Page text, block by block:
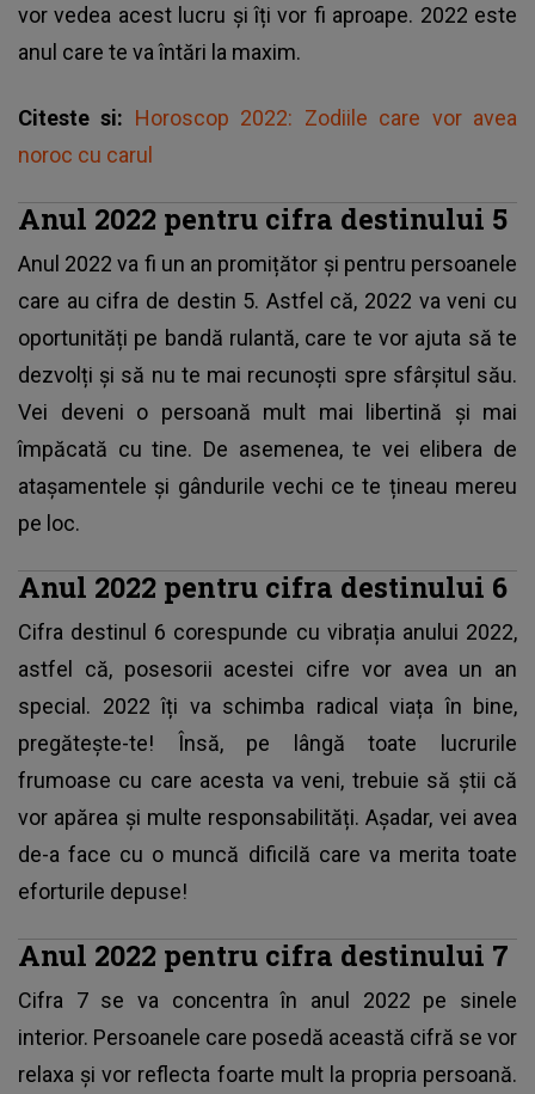
vor vedea acest lucru și îți vor fi aproape. 2022 este
anul care te va întări la maxim.
Citeste si: Horoscop 2022: Zodiile care vor avea
noroc cu carul
Anul 2022 pentru cifra destinului 5
Anul 2022 va fi un an promițător și pentru persoanele
care au cifra de destin 5. Astfel că, 2022 va veni cu
oportunități pe bandă rulantă, care te vor ajuta să te
dezvolți și să nu te mai recunoști spre sfârșitul său.
Vei deveni o persoană mult mai libertină și mai
împăcată cu tine. De asemenea, te vei elibera de
atașamentele și gândurile vechi ce te țineau mereu
pe loc.
Anul 2022 pentru cifra destinului 6
Cifra destinul 6 corespunde cu vibrația anului 2022,
astfel că, posesorii acestei cifre vor avea un an
special. 2022 îți va schimba radical viața în bine,
pregătește-te! Însă, pe lângă toate lucrurile
frumoase cu care acesta va veni, trebuie să știi că
vor apărea și multe responsabilități. Așadar, vei avea
de-a face cu o muncă dificilă care va merita toate
eforturile depuse!
Anul 2022 pentru cifra destinului 7
Cifra 7 se va concentra în anul 2022 pe sinele
interior. Persoanele care posedă această cifră se vor
relaxa și vor reflecta foarte mult la propria persoană.